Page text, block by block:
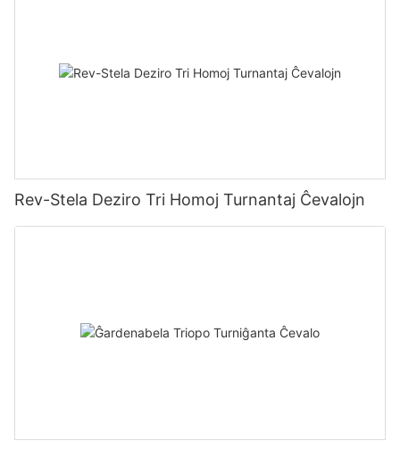
Rev-Stela Deziro Tri Homoj Turnantaj Ĉevalojn